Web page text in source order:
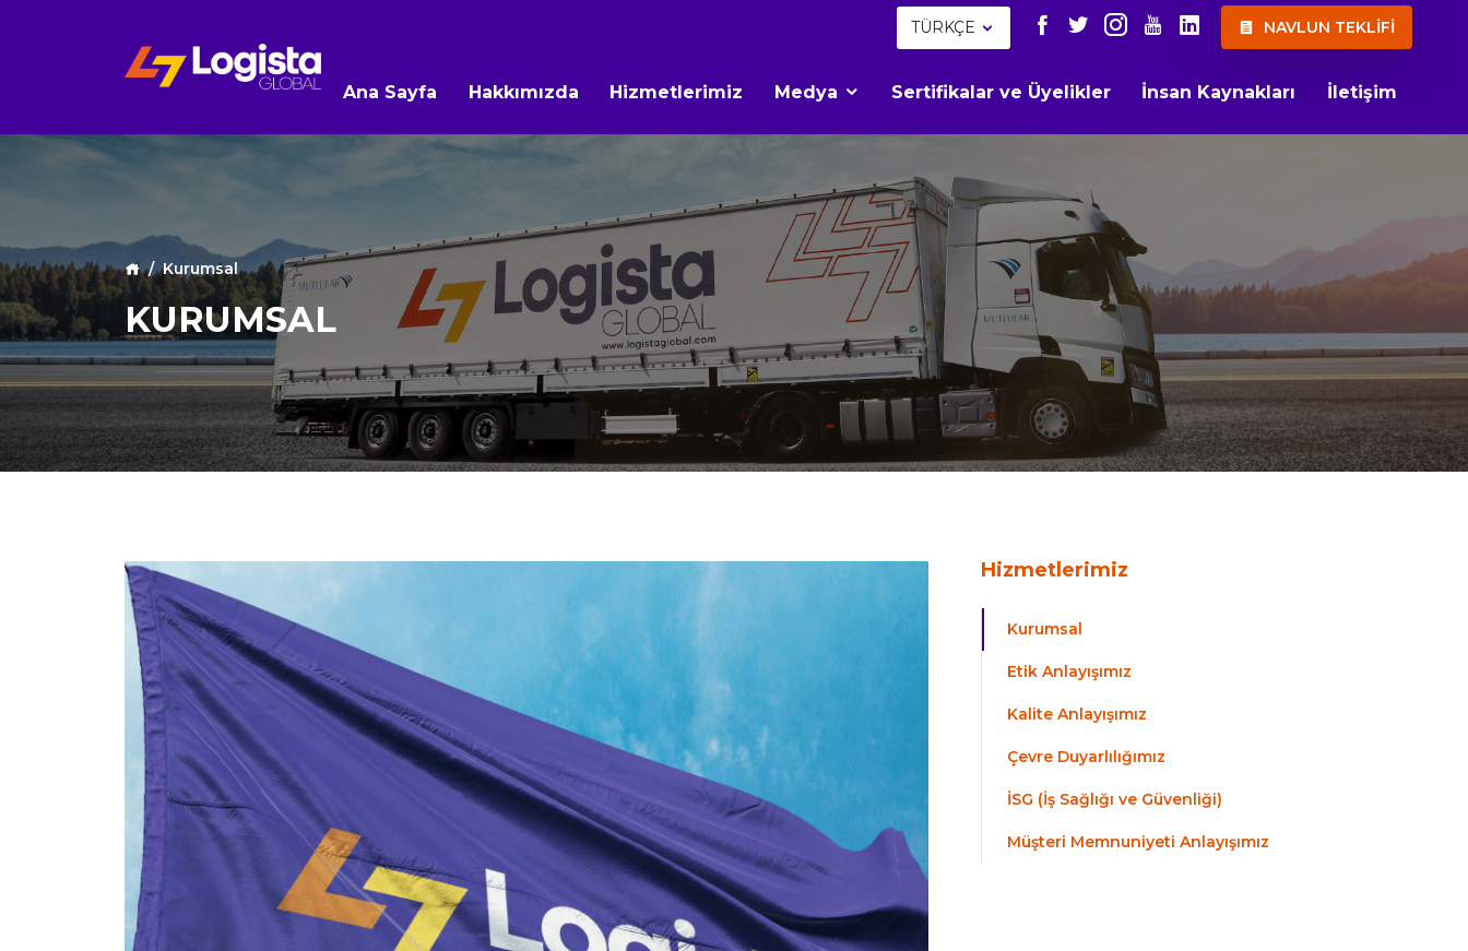
TÜRKÇE NAVLUN TEKLİFİ
Ana Sayfa Hakkımızda Hizmetlerimiz Medya Sertifikalar ve Üyelikler İnsan Kaynakları İletişim
Kurumsal
KURUMSAL
Hizmetlerimiz
Kurumsal
Etik Anlayışımız
Kalite Anlayışımız
Çevre Duyarlılığımız
İSG (İş Sağlığı ve Güvenliği)
Müşteri Memnuniyeti Anlayışımız